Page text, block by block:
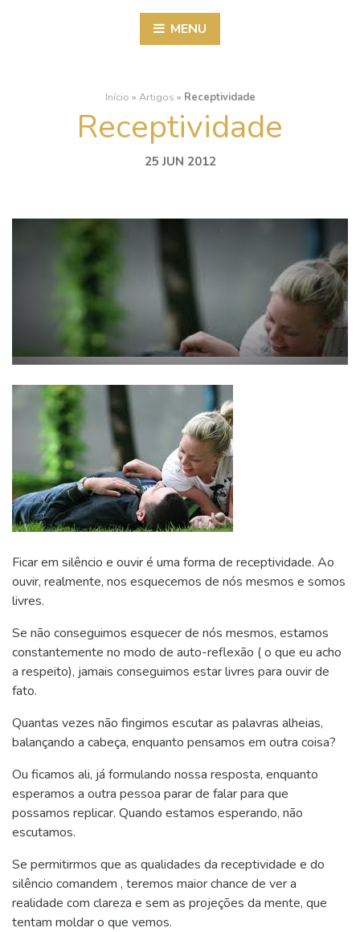
MENU
Início » Artigos » Receptividade
Receptividade
25 JUN 2012
Ficar em silêncio e ouvir é uma forma de receptividade. Ao
ouvir, realmente, nos esquecemos de nós mesmos e somos
livres.
Se não conseguimos esquecer de nós mesmos, estamos
constantemente no modo de auto-reflexão ( o que eu acho
a respeito), jamais conseguimos estar livres para ouvir de
fato.
Quantas vezes não fingimos escutar as palavras alheias,
balançando a cabeça, enquanto pensamos em outra coisa?
Ou ficamos ali, já formulando nossa resposta, enquanto
esperamos a outra pessoa parar de falar para que
possamos replicar. Quando estamos esperando, não
escutamos.
Se permitirmos que as qualidades da receptividade e do
silêncio comandem , teremos maior chance de ver a
realidade com clareza e sem as projeções da mente, que
tentam moldar o que vemos.